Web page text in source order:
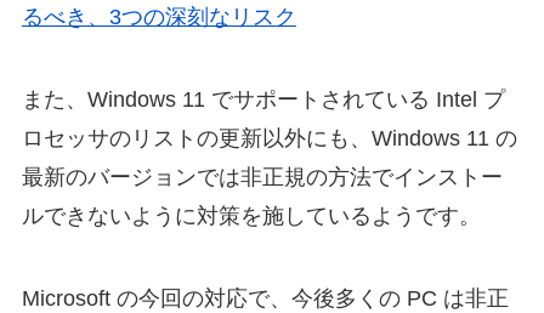
るべき、3つの深刻なリスク
また、Windows 11 でサポートされている Intel プ
ロセッサのリストの更新以外にも、Windows 11 の
最新のバージョンでは非正規の方法でインストー
ルできないように対策を施しているようです。
Microsoft の今回の対応で、今後多くの PC は非正